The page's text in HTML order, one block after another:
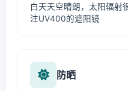
白天天空晴朗，太阳辐射
注UV400的遮阳镜
防晒